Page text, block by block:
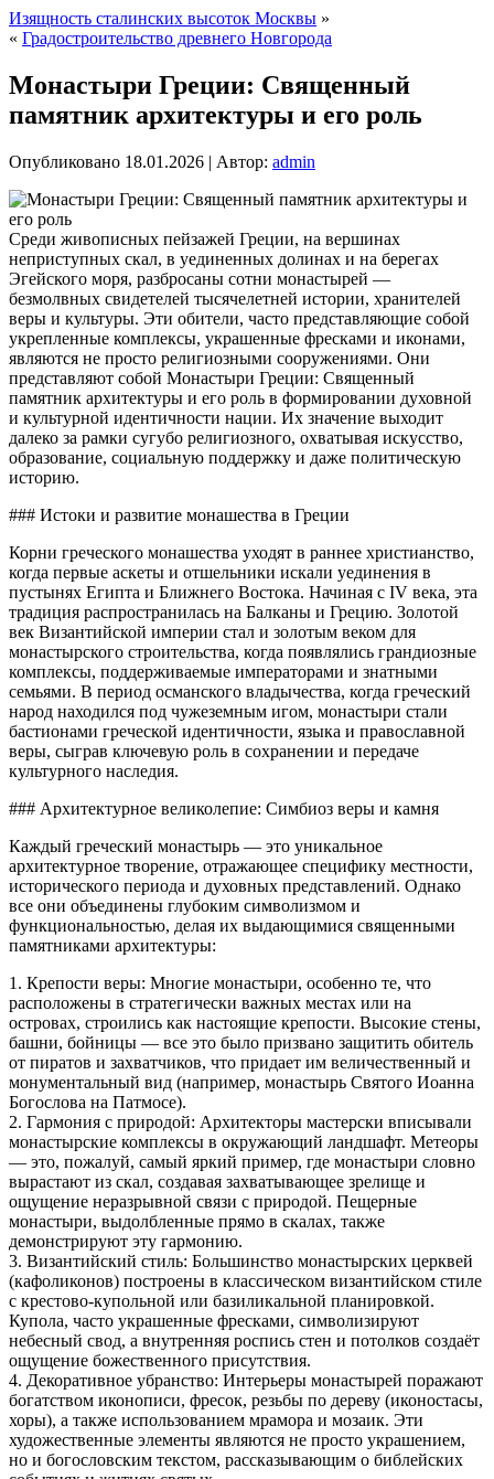
Изящность сталинских высоток Москвы »
« Градостроительство древнего Новгорода
Монастыри Греции: Священный
памятник архитектуры и его роль
Опубликовано 18.01.2026 | Автор: admin
Среди живописных пейзажей Греции, на вершинах
неприступных скал, в уединенных долинах и на берегах
Эгейского моря, разбросаны сотни монастырей —
безмолвных свидетелей тысячелетней истории, хранителей
веры и культуры. Эти обители, часто представляющие собой
укрепленные комплексы, украшенные фресками и иконами,
являются не просто религиозными сооружениями. Они
представляют собой Монастыри Греции: Священный
памятник архитектуры и его роль в формировании духовной
и культурной идентичности нации. Их значение выходит
далеко за рамки сугубо религиозного, охватывая искусство,
образование, социальную поддержку и даже политическую
историю.
### Истоки и развитие монашества в Греции
Корни греческого монашества уходят в раннее христианство,
когда первые аскеты и отшельники искали уединения в
пустынях Египта и Ближнего Востока. Начиная с IV века, эта
традиция распространилась на Балканы и Грецию. Золотой
век Византийской империи стал и золотым веком для
монастырского строительства, когда появлялись грандиозные
комплексы, поддерживаемые императорами и знатными
семьями. В период османского владычества, когда греческий
народ находился под чужеземным игом, монастыри стали
бастионами греческой идентичности, языка и православной
веры, сыграв ключевую роль в сохранении и передаче
культурного наследия.
### Архитектурное великолепие: Симбиоз веры и камня
Каждый греческий монастырь — это уникальное
архитектурное творение, отражающее специфику местности,
исторического периода и духовных представлений. Однако
все они объединены глубоким символизмом и
функциональностью, делая их выдающимися священными
памятниками архитектуры:
1. Крепости веры: Многие монастыри, особенно те, что
расположены в стратегически важных местах или на
островах, строились как настоящие крепости. Высокие стены,
башни, бойницы — все это было призвано защитить обитель
от пиратов и захватчиков, что придает им величественный и
монументальный вид (например, монастырь Святого Иоанна
Богослова на Патмосе).
2. Гармония с природой: Архитекторы мастерски вписывали
монастырские комплексы в окружающий ландшафт. Метеоры
— это, пожалуй, самый яркий пример, где монастыри словно
вырастают из скал, создавая захватывающее зрелище и
ощущение неразрывной связи с природой. Пещерные
монастыри, выдолбленные прямо в скалах, также
демонстрируют эту гармонию.
3. Византийский стиль: Большинство монастырских церквей
(кафоликонов) построены в классическом византийском стиле
с крестово-купольной или базиликальной планировкой.
Купола, часто украшенные фресками, символизируют
небесный свод, а внутренняя роспись стен и потолков создаёт
ощущение божественного присутствия.
4. Декоративное убранство: Интерьеры монастырей поражают
богатством иконописи, фресок, резьбы по дереву (иконостасы,
хоры), а также использованием мрамора и мозаик. Эти
художественные элементы являются не просто украшением,
но и богословским текстом, рассказывающим о библейских